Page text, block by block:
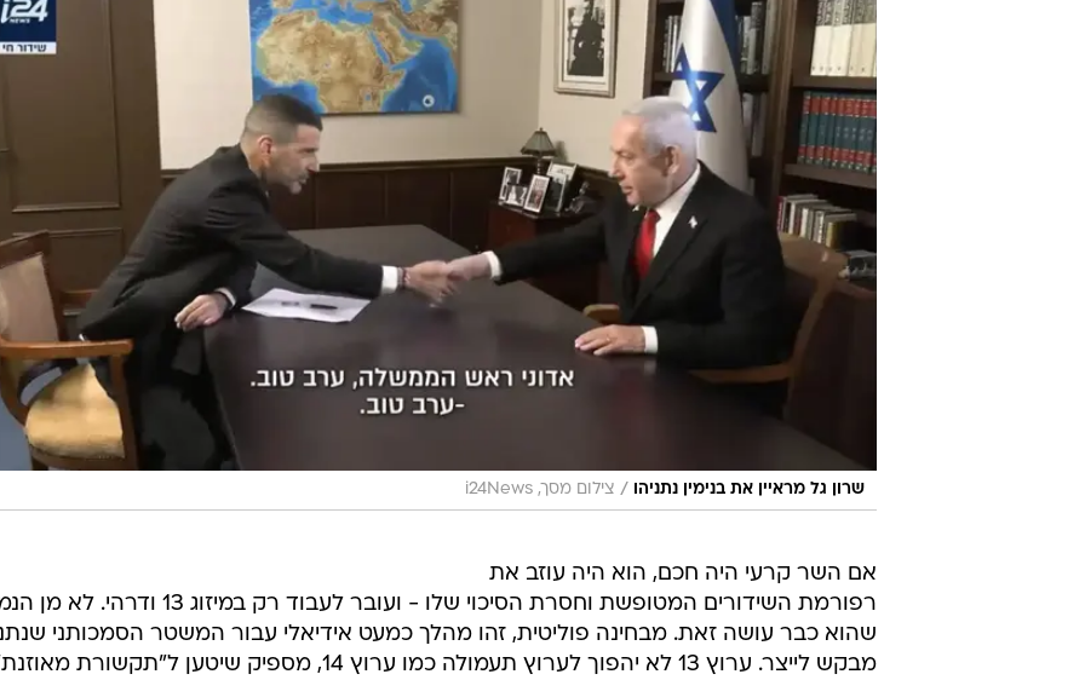
דוד ורטהיים
10.2.2026 / 10:30
ודרהי. מבחינה פוליטית, זהו מהלך כמעט אידיאלי עבור המשטר הסמכותני שנתניהו
מבקש לייצר. ערוץ 13 לא יהפוך לערוץ תעמולה כמו 14, מספיק שיטען ל"תקשורת
מאוזנת" | פרשנות